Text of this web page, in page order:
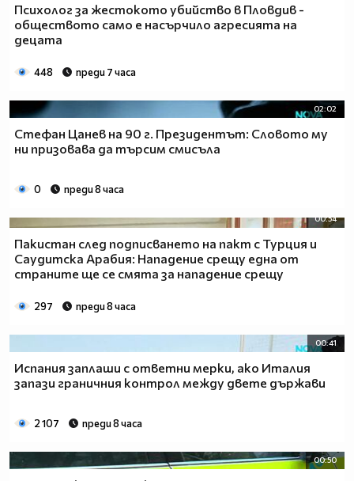
Психолог за жестокото убийство в Пловдив -
обществото само е насърчило агресията на
децата
448 преди 7 часа
02:02
Стефан Цанев на 90 г. Президентът: Словото му
ни призовава да търсим смисъла
0 преди 8 часа
00:54
Пакистан след подписването на пакт с Турция и
Саудитска Арабия: Нападение срещу една от
страните ще се смята за нападение срещу
297 преди 8 часа
00:41
Испания заплаши с ответни мерки, ако Италия
запази граничния контрол между двете държави
2 107 преди 8 часа
00:50